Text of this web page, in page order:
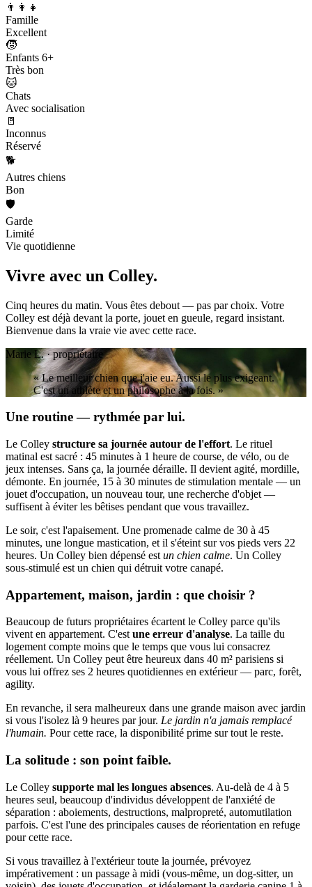
👨‍👩‍👧
Famille
Excellent
🧒
Enfants 6+
Très bon
🐱
Chats
Avec socialisation
🚪
Inconnus
Réservé
🐕
Autres chiens
Bon
🛡️
Garde
Limité
Vie quotidienne
Vivre avec un Colley.
Cinq heures du matin. Vous êtes debout — pas par choix. Votre
Colley est déjà devant la porte, jouet en gueule, regard insistant.
Bienvenue dans la vraie vie avec cette race.
Marie L. · propriétaire
« Le meilleur chien que j'aie eu. Aussi le plus exigeant.
C'est un athlète et un philosophe à la fois. »
Une routine — rythmée par lui.
Le Colley structure sa journée autour de l'effort. Le rituel
matinal est sacré : 45 minutes à 1 heure de course, de vélo, ou de
jeux intenses. Sans ça, la journée déraille. Il devient agité, mordille,
démonte. En journée, 15 à 30 minutes de stimulation mentale — un
jouet d'occupation, un nouveau tour, une recherche d'objet —
suffisent à éviter les bêtises pendant que vous travaillez.
Le soir, c'est l'apaisement. Une promenade calme de 30 à 45
minutes, une longue mastication, et il s'éteint sur vos pieds vers 22
heures. Un Colley bien dépensé est un chien calme. Un Colley
sous-stimulé est un chien qui détruit votre canapé.
Appartement, maison, jardin : que choisir ?
Beaucoup de futurs propriétaires écartent le Colley parce qu'ils
vivent en appartement. C'estune erreur d'analyse. La taille du
logement compte moins que le temps que vous lui consacrez
réellement. Un Colley peut être heureux dans 40 m² parisiens si
vous lui offrez ses 2 heures quotidiennes en extérieur — parc, forêt,
agility.
En revanche, il sera malheureux dans une grande maison avec jardin
si vous l'isolez là 9 heures par jour. Le jardin n'a jamais remplacé
l'humain. Pour cette race, la disponibilité prime sur tout le reste.
La solitude : son point faible.
Le Colley supporte mal les longues absences. Au-delà de 4 à 5
heures seul, beaucoup d'individus développent de l'anxiété de
séparation : aboiements, destructions, malpropreté, automutilation
parfois. C'est l'une des principales causes de réorientation en refuge
pour cette race.
Si vous travaillez à l'extérieur toute la journée, prévoyez
impérativement : un passage à midi (vous-même, un dog-sitter, un